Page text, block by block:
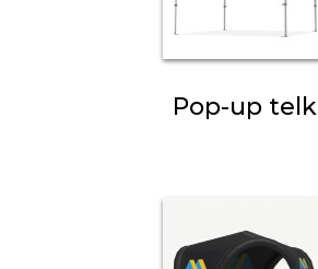
Pop-up telk